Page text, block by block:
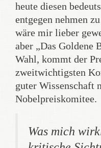
heute diesen
entgegen nehmen
wäre mir lieber
aber „Das Goldene
Wahl, kommt der
zweitwichtigsten
guter Wissenschaft
Nobelpreiskomitee.
Was mich